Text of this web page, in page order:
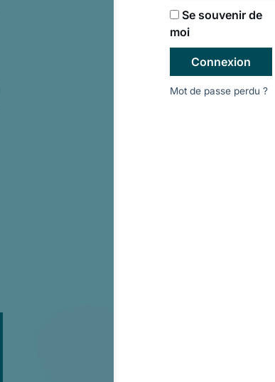
Se souvenir de
moi
Connexion
Mot de passe perdu ?